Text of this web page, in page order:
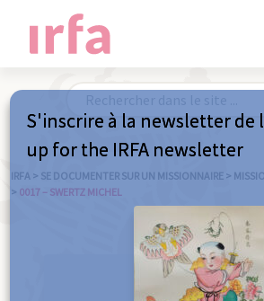
IRFA > SE DOCUMENTER SUR UN MISSIONNAIRE >
> 0017 – SWERTZ MICHEL
S'inscrire à la newsletter de
up for the IRFA newsletter